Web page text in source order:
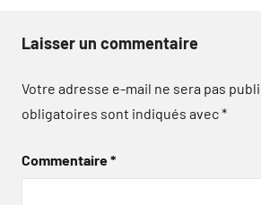
Laisser un commentaire
Votre adresse e-mail ne sera pas
obligatoires sont indiqués avec*
Commentaire*